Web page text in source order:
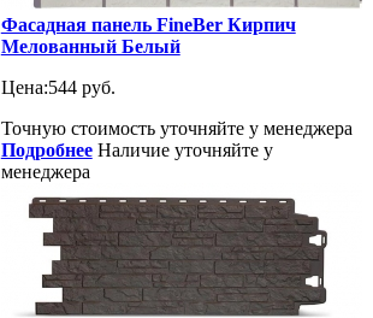
Фасадная панель FineBer Кирпич
Мелованный Белый
Цена:544 руб.
Точную стоимость уточняйте у менеджера
Подробнее Наличие уточняйте у
менеджера